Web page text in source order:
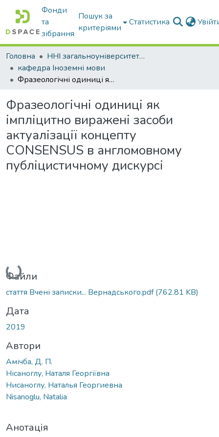
Фонди
та
зібрання
Пошук за
критеріями
Статистика
Головна
ННІ загальноуніверситетської підготовки
кафедра Іноземні мови
Фразеологічні одиниці як імпліцитно виражені засоби актуалізації концепту СONSENSUS в англомовному публіцистичному дискурсі
Фразеологічні одиниці як
імпліцитно виражені засоби
актуалізації концепту
СONSENSUS в англомовному
публіцистичному дискурсі
Вантажиться...
Файли
стаття Вчені записки... Вернадського.pdf(762.81 KB)
Дата
2019
Автори
Амічба, Д. П.
Нісаноглу, Наталя Георгіївна
Нисаноглу, Наталья Георгиевна
Nisanoglu, Natalia
Анотація